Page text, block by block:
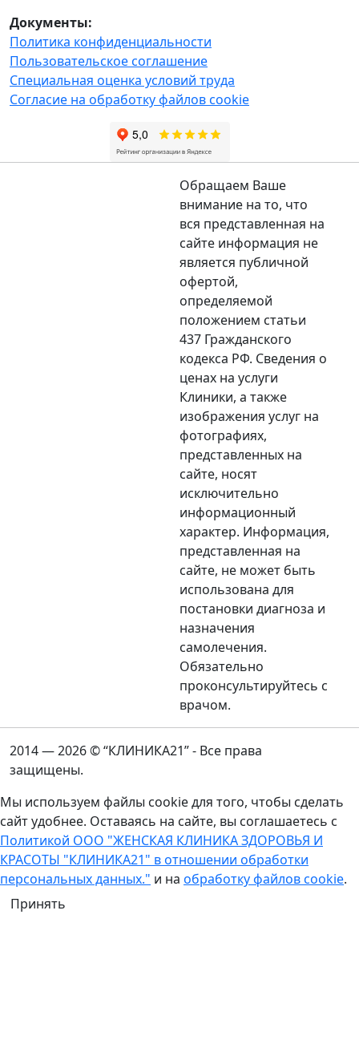
Документы:
Политика конфиденциальности
Пользовательское соглашение
Специальная оценка условий труда
Согласие на обработку файлов cookie
Обращаем Ваше
внимание на то, что
вся представленная на
сайте информация не
является публичной
офертой,
определяемой
положением статьи
437 Гражданского
кодекса РФ. Сведения о
ценах на услуги
Клиники, а также
изображения услуг на
фотографиях,
представленных на
сайте, носят
исключительно
информационный
характер. Информация,
представленная на
сайте, не может быть
использована для
постановки диагноза и
назначения
самолечения.
Обязательно
проконсультируйтесь с
врачом.
2014 — 2026 © “КЛИНИКА21” - Все права
защищены.
Мы используем файлы cookie для того, чтобы сделать
сайт удобнее. Оставаясь на сайте, вы соглашаетесь с
Политикой ООО "ЖЕНСКАЯ КЛИНИКА ЗДОРОВЬЯ И
КРАСОТЫ "КЛИНИКА21" в отношении обработки
персональных данных." и на обработку файлов cookie.
Принять